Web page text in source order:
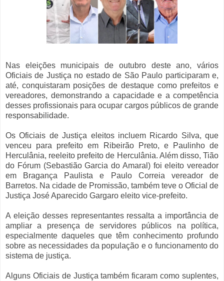
Nas eleições municipais de outubro deste ano, vários
Oficiais de Justiça no estado de São Paulo participaram e,
até, conquistaram posições de destaque como prefeitos e
vereadores, demonstrando a capacidade e a competência
desses profissionais para ocupar cargos públicos de grande
responsabilidade.
Os Oficiais de Justiça eleitos incluem Ricardo Silva, que
venceu para prefeito em Ribeirão Preto, e Paulinho de
Herculânia, reeleito prefeito de Herculânia. Além disso, Tião
do Fórum (Sebastião Garcia do Amaral) foi eleito vereador
em Bragança Paulista e Paulo Correia vereador de
Barretos. Na cidade de Promissão, também teve o Oficial de
Justiça José Aparecido Gargaro eleito vice-prefeito.
A eleição desses representantes ressalta a importância de
ampliar a presença de servidores públicos na política,
especialmente daqueles que têm conhecimento profundo
sobre as necessidades da população e o funcionamento do
sistema de justiça.
Alguns Oficiais de Justiça também ficaram como suplentes,